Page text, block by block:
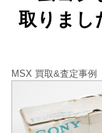
取りまし
MSX 買取&査定事例